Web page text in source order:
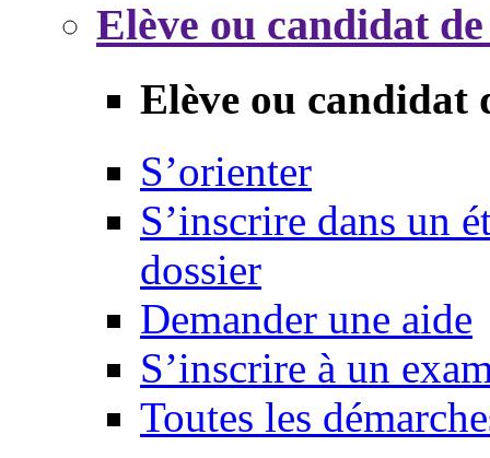
Elève ou candidat
Elève ou candidat
S’orienter
S’inscrire dans un
dossier
Demander une aide
S’inscrire à un
Toutes les